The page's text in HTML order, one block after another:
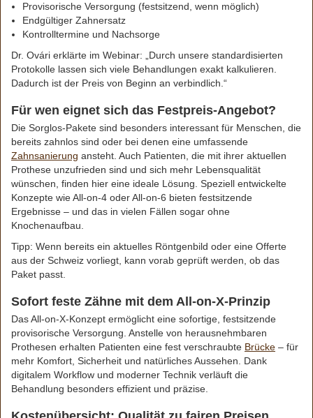
Provisorische Versorgung (festsitzend, wenn möglich)
Endgültiger Zahnersatz
Kontrolltermine und Nachsorge
Dr. Ovári erklärte im Webinar: „Durch unsere standardisierten
Protokolle lassen sich viele Behandlungen exakt kalkulieren.
Dadurch ist der Preis von Beginn an verbindlich.“
Für wen eignet sich das Festpreis-Angebot?
Die Sorglos-Pakete sind besonders interessant für Menschen, die
bereits zahnlos sind oder bei denen eine umfassende
Zahnsanierung ansteht. Auch Patienten, die mit ihrer aktuellen
Prothese unzufrieden sind und sich mehr Lebensqualität
wünschen, finden hier eine ideale Lösung. Speziell entwickelte
Konzepte wie All-on-4 oder All-on-6 bieten festsitzende
Ergebnisse – und das in vielen Fällen sogar ohne
Knochenaufbau.
Tipp: Wenn bereits ein aktuelles Röntgenbild oder eine Offerte
aus der Schweiz vorliegt, kann vorab geprüft werden, ob das
Paket passt.
Sofort feste Zähne mit dem All-on-X-Prinzip
Das All-on-X-Konzept ermöglicht eine sofortige, festsitzende
provisorische Versorgung. Anstelle von herausnehmbaren
Prothesen erhalten Patienten eine fest verschraubte Brücke – für
mehr Komfort, Sicherheit und natürliches Aussehen. Dank
digitalem Workflow und moderner Technik verläuft die
Behandlung besonders effizient und präzise.